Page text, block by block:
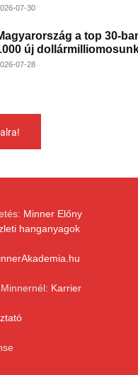
07-30
a top 30-
új
07-28
Minner Előny
hanganyagok
Karrier